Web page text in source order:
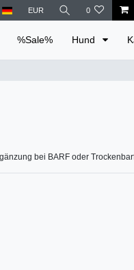
EUR 0
%Sale% Hund
bei BARF oder